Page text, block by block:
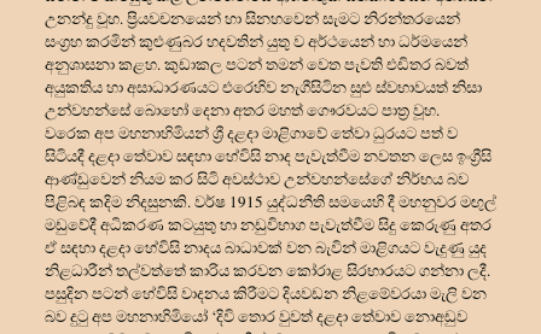
උනන්දු වූහ. ප්රියවචනයෙන් හා සිනහවෙන් සැමට නිරන්තරයෙන්
සංග්රහ කරමින් කුළුණුබර හදවතින් යුතු ව අර්ථයෙන් හා ධර්මයෙන්
අනුශාසනා කළහ. කුඩාකල පටන් තමන් වෙත පැවති එඩිතර බවත්
අයුකතිය හා අසාධාරණයට එරෙහිව නැගීසිටින සුළු ස්වභාවයත් නිසා
උන්වහන්සේ බොහෝ දෙනා අතර මහත් ගෞරවයට පාත්ර වූහ.
වරෙක අප මහනාහිමියන් ශ්රී දළදා මාළිගාවේ තේවා ධුරයට පත් ව
සිටියදී දළදා තේවාව සඳහා හේවිසි නාද පැවැත්වීම නවතන ලෙස ඉංග්රීසි
ආණ්ඩුවෙන් නියම කර සිටි අවස්ථාව උන්වහන්සේගේ නිර්භය බව
පිළිබඳ කදිම නිදසුනකි. වර්ෂ 1915 යුද්ධනීති සමයෙහි දී මහනුවර මඟුල්
මඩුවේදී අධිකරණ කටයුතු හා නඩුවිභාග පැවැත්වීම සිදු කෙරුණු අතර
ඒ සඳහා දළදා හේවිසි නාදය බාධාවක් වන බැවින් මාළිගයට වැදුණු යුද
නිළධාරීන් තල්වත්තේ කාරිය කරවන කෝරාළ සිරභාරයට ගන්නා ලදී.
පසුදින පටන් හේවිසි වාදනය කිරීමට දියවඩන නිළමේවරයා මැලි වන
බව දුටු අප මහනාහිමියෝ ‘දිවි තොර වුවත් දළදා තේවාව නොඅඩුව